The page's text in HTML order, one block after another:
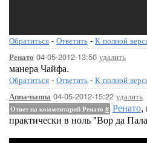
Обратиться - Ответить - К полной
Ренато 04-05-2012-13:50 удалить
манера Чайфа.
Обратиться - Ответить - К полной
Аппа-паппа 04-05-2012-15:22 удалить
Ответ на комментарий Ренато # Ренато,
практически в ноль "Вор да